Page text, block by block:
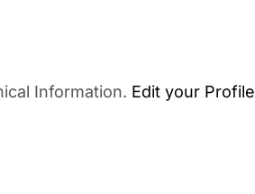
Information. Edit your Profile